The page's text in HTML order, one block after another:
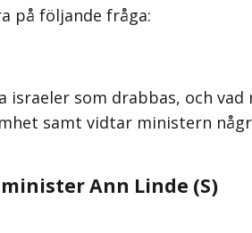
på följande fråga:
som drabbas, och
samt vidtar ministern
Ann Linde (S)